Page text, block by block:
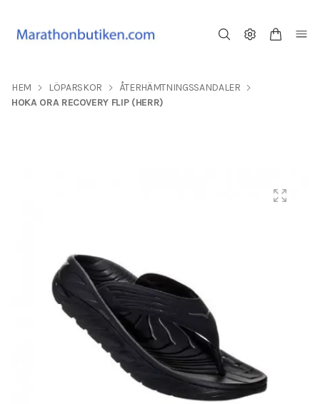
HEM LÖPARSKOR
ÅTERHÄMTNINGSSANDALER
HOKA ORA RECOVERY FLIP (HERR)